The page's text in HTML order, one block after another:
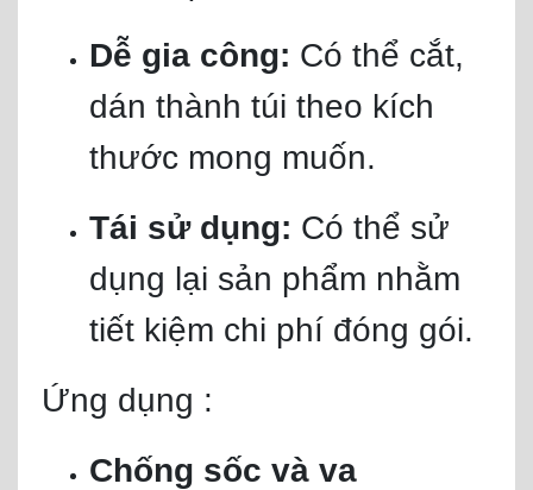
Dễ gia công: Có thể cắt,
dán thành túi theo kích
thước mong muốn.
Tái sử dụng: Có thể sử
dụng lại sản phẩm nhằm
tiết kiệm chi phí đóng gói.
Ứng dụng :
Chống sốc và va